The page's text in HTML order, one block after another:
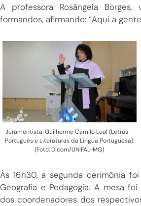
A professora Rosângela
formandos, afirmando: “Aqui a
Juramentista: Guilherme Camilo Leal (Letras –
Português e Literaturas da Língua Portuguesa).
(Foto: Dicom/UNIFAL-MG)
Às 16h30, a segunda cerimônia
Geografia e Pedagogia. A mesa
dos coordenadores dos